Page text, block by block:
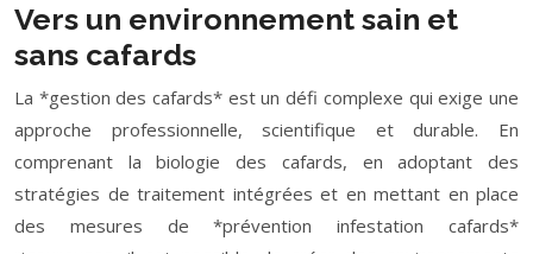
Vers un environnement sain et
sans cafards
La *gestion des cafards* est un défi complexe qui exige une
approche professionnelle, scientifique et durable. En
comprenant la biologie des cafards, en adoptant des
stratégies de traitement intégrées et en mettant en place
des mesures de *prévention infestation cafards*